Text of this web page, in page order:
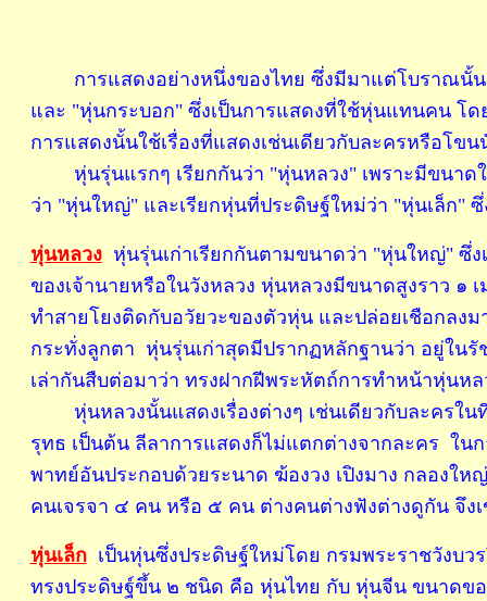
การแสดงอย่างหนึ่งของไทย ซึ่งมีมาแต่โบราณนั้น
และ "หุ่นกระบอก" ซึ่งเป็นการแสดงที่ใช้หุ่นแทนคน โ
การแสดงนั้นใช้เรื่องที่แสดงเช่นเดียวกับละครหรือโขน
หุ่นรุ่นแรกๆ เรียกกันว่า "หุ่นหลวง" เพราะมีขนาดใ
ว่า "หุ่นใหญ่" และเรียกหุ่นที่ประดิษฐ์ใหม่ว่า "หุ่นเล็ก"
หุ่นหลวงหุ่นรุ่นเก่าเรียกกันตามขนาดว่า "หุ่นใหญ่" ซึ่ง
ของเจ้านายหรือในวังหลวง หุ่นหลวงมีขนาดสูงราว
ทำสายโยงติดกับอวัยวะของตัวหุ่น และปล่อยเชือกลง
กระทั่งลูกตา หุ่นรุ่นเก่าสุดมีปรากฏหลักฐานว่า อยู่ใน
เล่ากันสืบต่อมาว่า ทรงฝากฝีพระหัตถ์การทำหน้าหุ่นห
หุ่นหลวงนั้นแสดงเรื่องต่างๆ เช่นเดียวกับละครในที่
รุทธ เป็นต้น ลีลาการแสดงก็ไม่แตกต่างจากละคร ใน
พาทย์อันประกอบด้วยระนาด ฆ้องวง เปิงมาง กลองให
คนเจรจา ๔ คน หรือ ๕ คน ต่างคนต่างฟังต่างดูกัน จึง
หุ่นเล็กเป็นหุ่นซึ่งประดิษฐ์ใหม่โดย กรมพระราชวังบว
ทรงประดิษฐ์ขึ้น ๒ ชนิด คือ หุ่นไทย กับ หุ่นจีน ขนาดข